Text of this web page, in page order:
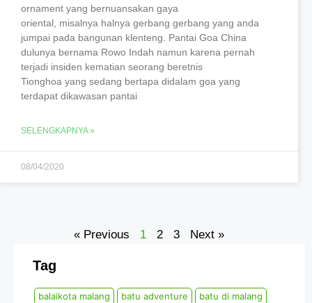
ornament yang bernuansakan gaya
oriental, misalnya halnya gerbang gerbang yang anda
jumpai pada bangunan klenteng. Pantai Goa China
dulunya bernama Rowo Indah namun karena pernah
terjadi insiden kematian seorang beretnis
Tionghoa yang sedang bertapa didalam goa yang
terdapat dikawasan pantai
SELENGKAPNYA »
08/04/2020
« Previous 1 2 3 Next »
Tag
balaikota malang batu adventure
batu di malang